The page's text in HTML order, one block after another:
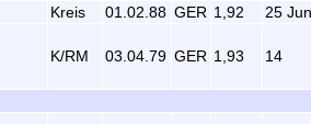
Kreis 01.02.88 GER 1,92 25
K/RM 03.04.79 GER 1,93 14